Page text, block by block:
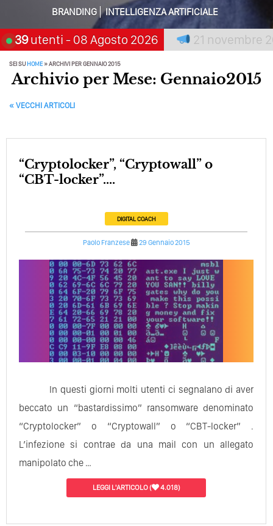
Perché Non Guadagni Sui Social Media? Probabilmente
Tutto Peggiorerà
Quali Sono Gli Errori Della Comunicazione Politica? Il
Caso Delle Braccia Incrociate
Come Promuoversi Nel Wedding? Il Mio Intervento Per
L’Accademia Del Wedding
BRANDING
INTELLIGENZA ARTIFICIALE
39utenti - 08 Agosto 2026
chi aspetta, scegli: 21 novembre 2026
SEI SUHOME»ARCHIVI PER GENNAIO 2015
Archivio per Mese: Gennaio2015
POST NAVIGATION
« VECCHI ARTICOLI
“Cryptolocker”, “Cryptowall” o
“CBT-locker”....
DIGITAL COACH
Paolo Franzese 29 Gennaio 2015
In questi giorni molti utenti ci segnalano di aver
beccato un “bastardissimo” ransomware denominato
“Cryptolocker” o “Cryptowall” o “CBT-locker” .
L’infezione si contrae da una mail con un allegato
manipolato che …
LEGGI L'ARTICOLO( 4.018)